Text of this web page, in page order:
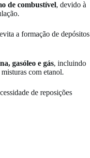
de combustível, devido à
a formação de depósitos
gasóleo e gás, incluindo
com etanol.
de reposições